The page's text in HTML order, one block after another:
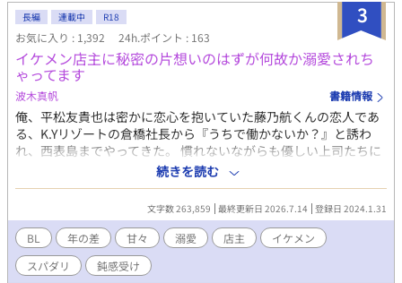
3
長編 連載中 R18
お気に入り : 1,392 24h.ポイント : 163
イケメン店主に秘密の片想いのはずが何故か溺愛されち
ゃってます
波木真帆 書籍情報
俺、平松友貴也は密かに恋心を抱いていた藤乃航くんの恋人であ
る、K.Yリゾートの倉橋社長から『うちで働かないか？』と誘わ
れ、西表島までやってきた。 慣れないながらも優しい上司たちに
囲まれて楽しく充実な離島生活を過ごしていたけれど、俺の心を
占めるのは、会社近くにある沖縄料理店の店主・八尋さんの存
在。 ゲイを自覚したばかりの俺には優しくて大人な八尋さんがキ
ラキラと輝いて見えるけれど、一回り以上も年下の俺はきっと眼
中にないに決まってる。でもそばで見ていられるならそれでい
い。それ以上は求めないから近くに居させて欲しい。そう思って
いたんだけど何故かすごく溺愛されてる気がする？ 高二で両親を
続きを読む
文字数 263,859 最終更新日 2026.7.14 登録日 2024.1.31
BL 年の差 甘々 溺愛 店主
イケメン
スパダリ
鈍感受け